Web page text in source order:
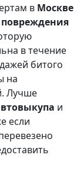
в Москве
повреждения
в течение
битого
на
Лучше
и
если